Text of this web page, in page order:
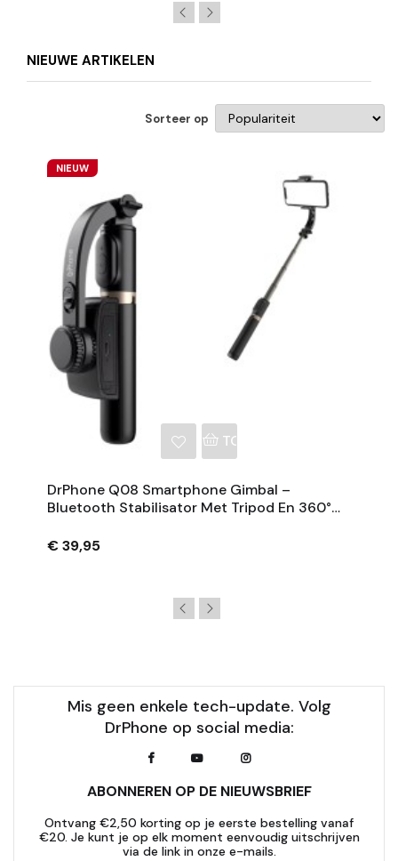
NIEUWE ARTIKELEN
Sorteer op
NIEUW
TOEVOEGEN AAN
DrPhone Q08 Smartphone Gimbal –
Bluetooth Stabilisator Met Tripod En 360°
€ 39,95
Mis geen enkele tech-update. Volg
DrPhone op social media:
ABONNEREN OP DE NIEUWSBRIEF
Ontvang €2,50 korting op je eerste bestelling vanaf
€20. Je kunt je op elk moment eenvoudig uitschrijven
via de link in onze e-mails.